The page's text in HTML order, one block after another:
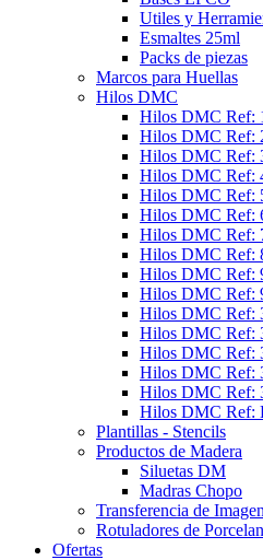
Utiles y
Esmaltes 25ml
Packs de piezas
Marcos para Huellas
Hilos DMC
Hilos DMC Ref:
Hilos DMC Ref:
Hilos DMC Ref:
Hilos DMC Ref:
Hilos DMC Ref:
Hilos DMC Ref:
Hilos DMC Ref:
Hilos DMC Ref:
Hilos DMC Ref:
Hilos DMC Ref:
Hilos DMC Ref:
Hilos DMC Ref:
Hilos DMC Ref:
Hilos DMC Ref:
Hilos DMC Ref:
Hilos DMC Ref:
Plantillas - Stencils
Productos de Madera
Siluetas DM
Madras Chopo
Transferencia de
Rotuladores de
Ofertas